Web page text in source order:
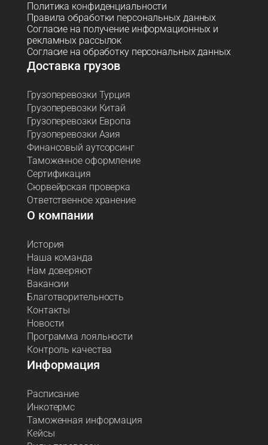
Политика конфиденциальности
Правила обработки персональных данных
Согласие на получение информационных и
рекламных рассылок
Согласие на обработку персональных данных
Доставка грузов
Грузоперевозки Турция
Грузоперевозки Китай
Грузоперевозки Европа
Грузоперевозки Азия
Финансовый аутсорсинг
Таможенное оформление
Сертификация
Сюрвейрская проверка
Ответственное хранение
О компании
История
Наша команда
Нам доверяют
Вакансии
Благотворительность
Контакты
Новости
Программа лояльности
Контроль качества
Информация
Расписание
Инкотермс
Таможенная информация
Кейсы